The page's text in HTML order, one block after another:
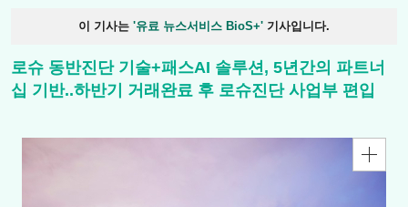
이 기사는 '유료 뉴스서비스 BioS+' 기사입니다.
로슈 동반진단 기술+패스AI 솔루션, 5년간의 파트너
십 기반..하반기 거래완료 후 로슈진단 사업부 편입